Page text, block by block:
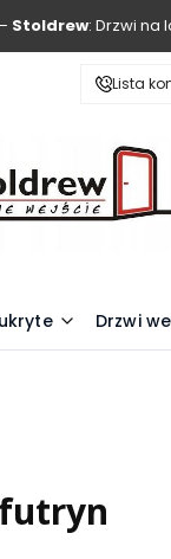
Stoldrew: Drzwi na
Lista
Drzwi